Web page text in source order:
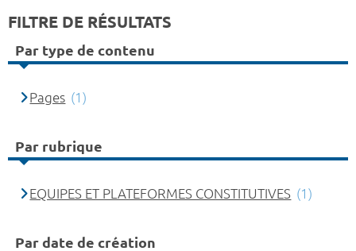
FILTRE DE RÉSULTATS
Par type de contenu
Pages (1)
Par rubrique
EQUIPES ET PLATEFORMES CONSTITUTIVES (1)
Par date de création